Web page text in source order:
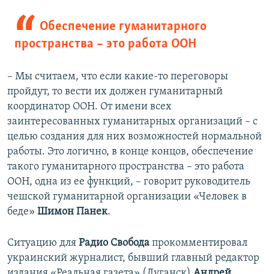
Обеспечение гуманитарного
пространства – это работа ООН
– Мы считаем, что если какие-то переговоры
пройдут, то вести их должен гуманитарный
координатор ООН. От имени всех
заинтересованных гуманитарных организаций – с
целью создания для них возможностей нормальной
работы. Это логично, в конце концов, обеспечение
такого гуманитарного пространства – это работа
ООН, одна из ее функций, – говорит руководитель
чешской гуманитарной организации «Человек в
беде» Шимон Панек.
Ситуацию для Радио Свобода прокомментировал
украинский журналист, бывший главный редактор